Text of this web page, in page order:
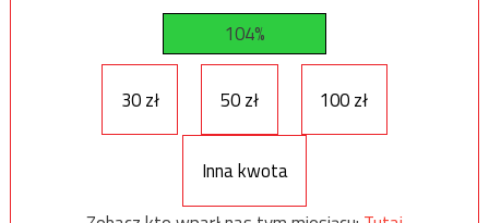
104%
30 zł 50 zł 100 zł
Inna kwota